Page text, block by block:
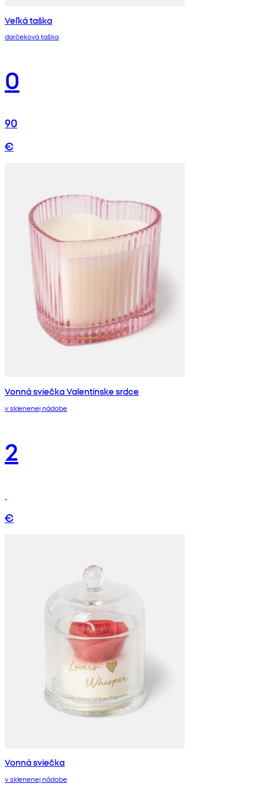
Veľká taška
darčeková taška
0
90
€
Vonná sviečka Valentínske srdce
v sklenenej nádobe
2
€
Vonná sviečka
v sklenenej nádobe